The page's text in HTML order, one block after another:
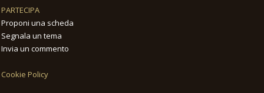
PARTECIPA
Proponi una scheda
Segnala un tema
Invia un commento
Cookie Policy